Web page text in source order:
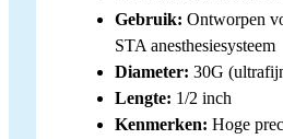
Gebruik: Ontworpen
STA anesthesiesysteem
Diameter: 30G
Lengte: 1/2 inch
Kenmerken: Hoge